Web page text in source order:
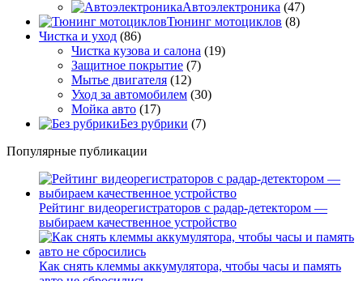
Автоэлектроника (47)
Тюнинг мотоциклов (8)
Чистка и уход (86)
Чистка кузова и салона (19)
Защитное покрытие (7)
Мытье двигателя (12)
Уход за автомобилем (30)
Мойка авто (17)
Без рубрики (7)
Популярные публикации
Рейтинг видеорегистраторов с радар-детектором —
выбираем качественное устройство
Как снять клеммы аккумулятора, чтобы часы и память